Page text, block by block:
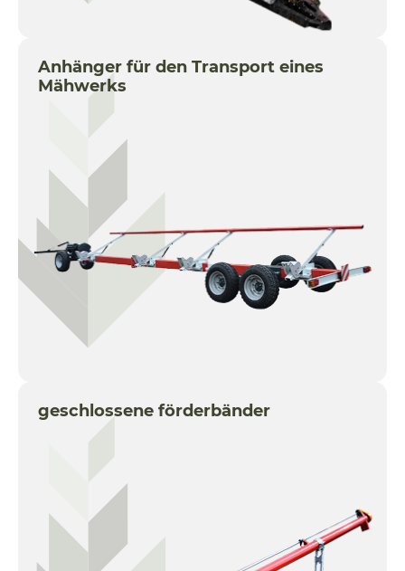
Anhänger für den Transport eines
Mähwerks
geschlossene förderbänder